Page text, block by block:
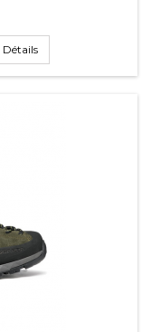
Détails